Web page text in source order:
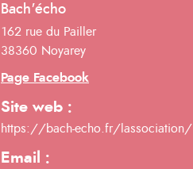
Bach'écho
162 rue du Pailler
38360 Noyarey
Page Facebook
Site web :
https://bach-echo.fr/lassociation/
Email :